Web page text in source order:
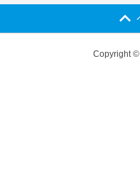
Copyright ©